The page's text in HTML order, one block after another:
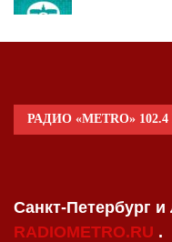
РАДИО «METRO» 102.4
Санкт-Петербург
RADIOMETRO.RU .